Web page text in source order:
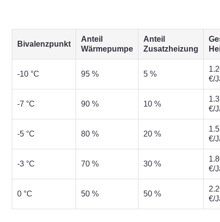
Bivalenzpunkt
Anteil
Wärmepumpe
Anteil
Zusatzheizung
-10 °C 95 % 5 %
€/
-7 °C 90 % 10 %
€/
-5 °C 80 % 20 %
€/
-3 °C 70 % 30 %
€/
0 °C 50 % 50 %
€/